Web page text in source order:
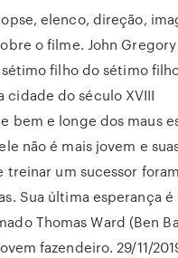
elenco, direção,
o filme. John
filho do sétimo
cidade do século XVIII
bem e longe dos maus
não é mais jovem e
treinar um sucessor
Sua última esperança é
Thomas Ward (Ben
fazendeiro. 29/11/